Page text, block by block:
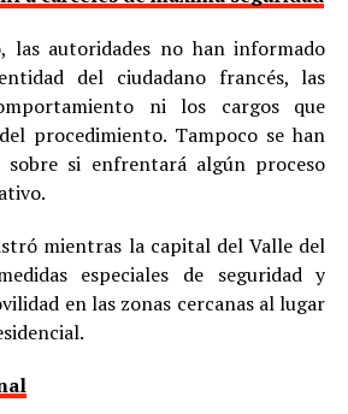
las autoridades no han informado
del ciudadano francés, las
ni los cargos que
procedimiento. Tampoco se han
sobre si enfrentará algún proceso
mientras la capital del Valle del
especiales de seguridad y
en las zonas cercanas al lugar